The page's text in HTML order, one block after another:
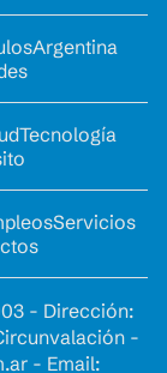
Argentina
Tecnología
Servicios
- Dirección:
-
- Email: